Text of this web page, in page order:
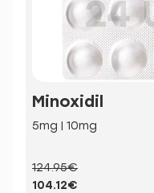
Minoxidil
5mg | 10mg
124.95€
104.12€